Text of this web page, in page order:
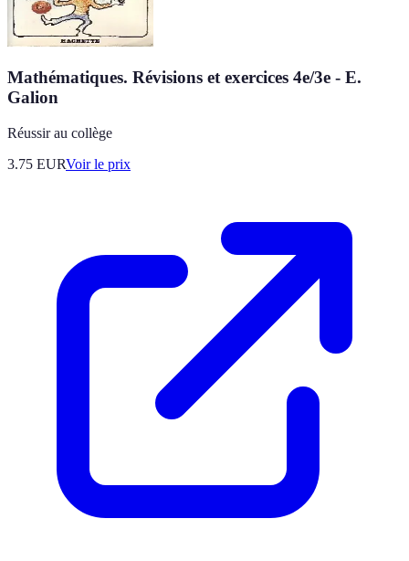
Mathématiques. Révisions et exercices 4e/3e - E.
Galion
Réussir au collège
3.75 EURVoir le prix